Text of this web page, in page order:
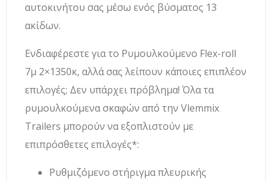
αυτοκινήτου σας μέσω ενός βύσματος 13
ακίδων.
Ενδιαφέρεστε για το Ρυμουλκούμενο Flex-roll
7μ 2×1350κ, αλλά σας λείπουν κάποιες επιπλέον
επιλογές; Δεν υπάρχει πρόβλημα! Όλα τα
ρυμουλκούμενα σκαφών από την Vlemmix
Trailers μπορούν να εξοπλιστούν με
επιπρόσθετες επιλογές*:
Ρυθμιζόμενο στήριγμα πλευρικής